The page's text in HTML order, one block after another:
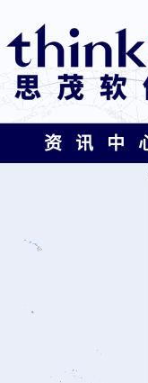
资 讯 中